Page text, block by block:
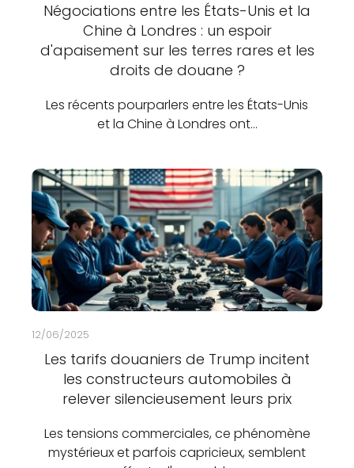
Négociations entre les États-Unis et la
Chine à Londres : un espoir
d'apaisement sur les terres rares et les
droits de douane ?
Les récents pourparlers entre les États-Unis
et la Chine à Londres ont…
12/06/2025
Les tarifs douaniers de Trump incitent
les constructeurs automobiles à
relever silencieusement leurs prix
Les tensions commerciales, ce phénomène
mystérieux et parfois capricieux, semblent